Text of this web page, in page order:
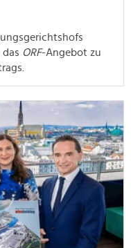
ORF-Angebot zu